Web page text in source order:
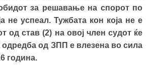
за решавање на спорот по
не успеал. Тужбата кон која не е
од став (2) на овој член судот ќе
одредба од ЗПП е влезена во сила
година.